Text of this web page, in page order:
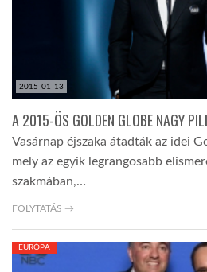
2015-01-13
A 2015-ÖS GOLDEN GLOBE NAGY
Vasárnap éjszaka átadták az idei
mely az egyik legrangosabb
szakmában,…
FOLYTATÁS →
EURÓPA